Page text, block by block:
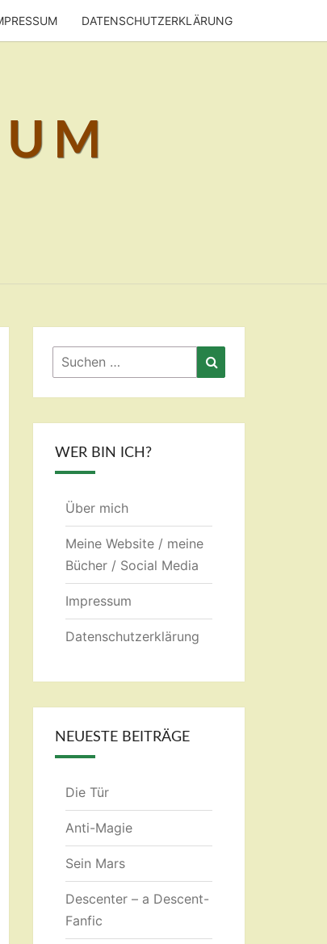
DATENSCHUTZERKLÄRUNG
Suchen
nach:
WER BIN ICH?
Über mich
Meine Website / meine
Bücher / Social Media
Impressum
Datenschutzerklärung
NEUESTE BEITRÄGE
Die Tür
Anti-Magie
Sein Mars
Descenter – a Descent-
Fanfic